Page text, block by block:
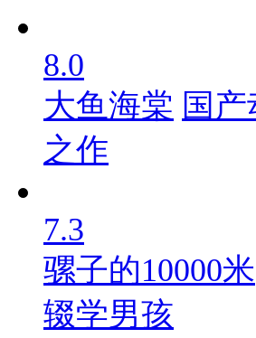
8.0
大鱼海棠 国
之作
7.3
骡子的10000米
辍学男孩